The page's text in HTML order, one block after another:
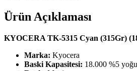
Ürün Açıklaması
KYOCERA TK-5315 Cyan (315Gr)
Marka: Kyocera
Baski Kapasitesi: 18.000 %5